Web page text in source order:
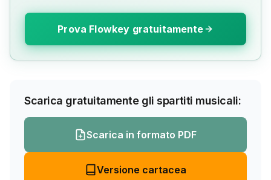
Prova Flowkey gratuitamente
Scarica gratuitamente gli spartiti musicali:
Scarica in formato PDF
Versione cartacea